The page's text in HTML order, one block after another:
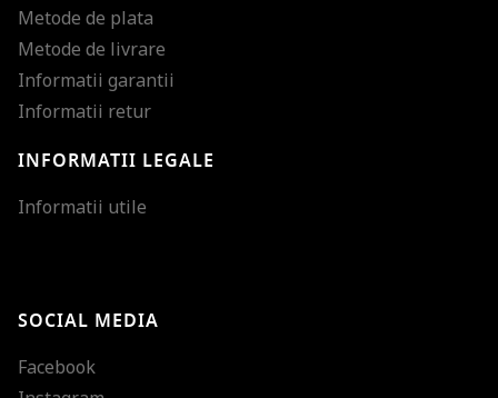
Metode de plata
Metode de livrare
Informatii garantii
Informatii retur
INFORMATII LEGALE
Informatii utile
SOCIAL MEDIA
Facebook